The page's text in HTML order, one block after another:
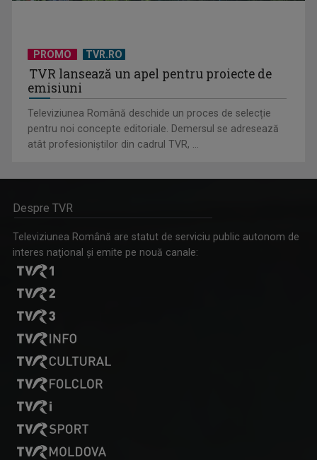
PROMO TVR.RO
TVR lansează un apel pentru proiecte de
emisiuni
Televiziunea Română deschide un proces de selecție
pentru noi concepte editoriale. Demersul se adresează
atât profesioniștilor din cadrul TVR, ...
Despre TVR
Televiziunea Română are statut de serviciu public autonom de
interes naţional şi emite pe nouă canale: